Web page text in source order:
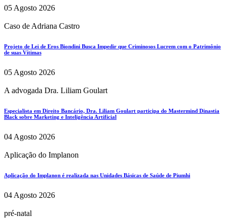
05 Agosto 2026
Caso de Adriana Castro
Projeto de Lei de Eros Biondini Busca Impedir que Criminosos Lucrem com o Patrimônio
de suas Vítimas
05 Agosto 2026
A advogada Dra. Liliam Goulart
Especialista em Direito Bancário, Dra. Liliam Goulart participa do Mastermind Dinastia
Black sobre Marketing e Inteligência Artificial
04 Agosto 2026
Aplicação do Implanon
Aplicação do Implanon é realizada nas Unidades Básicas de Saúde de Piumhi
04 Agosto 2026
pré-natal